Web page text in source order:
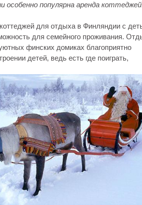
особенно популярна аренда
для отдыха в Финляндии с
для семейного проживания.
финских домиках благоприятно
детей, ведь есть где поиграть,